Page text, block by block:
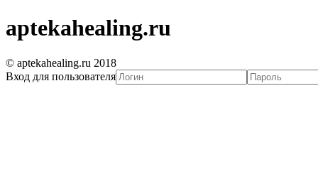
aptekahealing.ru
© aptekahealing.ru 2018
Вход для пользователя